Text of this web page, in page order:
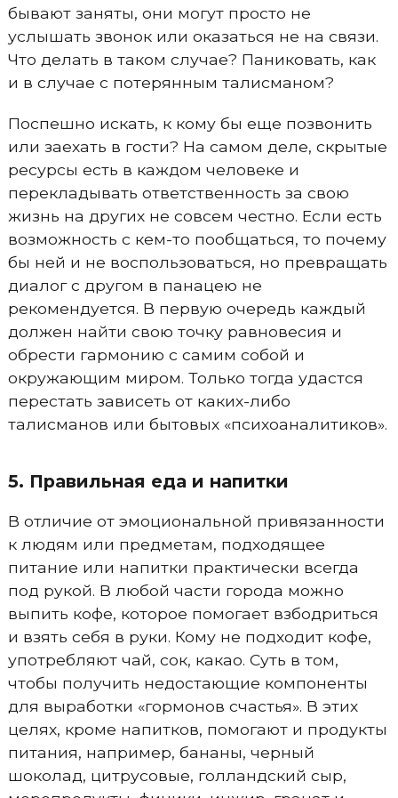
бывают заняты, они могут просто не
услышать звонок или оказаться не на связи.
Что делать в таком случае? Паниковать, как
и в случае с потерянным талисманом?
Поспешно искать, к кому бы еще позвонить
или заехать в гости? На самом деле, скрытые
ресурсы есть в каждом человеке и
перекладывать ответственность за свою
жизнь на других не совсем честно. Если есть
возможность с кем-то пообщаться, то почему
бы ней и не воспользоваться, но превращать
диалог с другом в панацею не
рекомендуется. В первую очередь каждый
должен найти свою точку равновесия и
обрести гармонию с самим собой и
окружающим миром. Только тогда удастся
перестать зависеть от каких-либо
талисманов или бытовых «психоаналитиков».
5. Правильная еда и напитки
В отличие от эмоциональной привязанности
к людям или предметам, подходящее
питание или напитки практически всегда
под рукой. В любой части города можно
выпить кофе, которое помогает взбодриться
и взять себя в руки. Кому не подходит кофе,
употребляют чай, сок, какао. Суть в том,
чтобы получить недостающие компоненты
для выработки «гормонов счастья». В этих
целях, кроме напитков, помогают и продукты
питания, например, бананы, черный
шоколад, цитрусовые, голландский сыр,